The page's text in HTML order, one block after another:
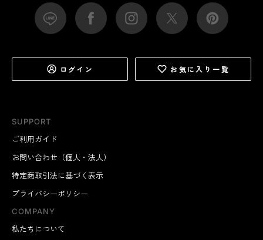
SUPPORT
ご利用ガイド
お問い合わせ（個人・法人）
特定商取引法に基づく表示
プライバシーポリシー
COMPANY
私たちについて
ログイン お気に入り一覧